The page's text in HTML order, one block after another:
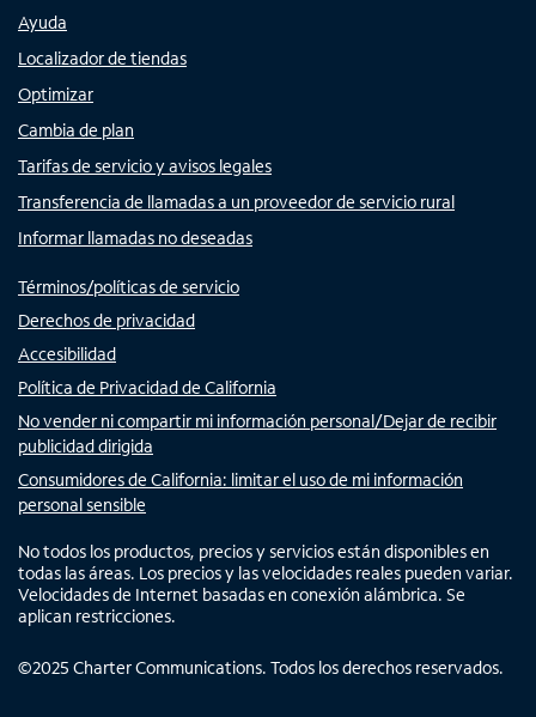
Ayuda
Localizador de tiendas
Optimizar
Cambia de plan
Tarifas de servicio y avisos legales
Transferencia de llamadas a un proveedor de servicio rural
Informar llamadas no deseadas
Términos/políticas de servicio
Derechos de privacidad
Accesibilidad
Política de Privacidad de California
No vender ni compartir mi información personal/Dejar de recibir
publicidad dirigida
Consumidores de California: limitar el uso de mi información
personal sensible
No todos los productos, precios y servicios están disponibles en
todas las áreas. Los precios y las velocidades reales pueden variar.
Velocidades de Internet basadas en conexión alámbrica. Se
aplican restricciones.
©2025 Charter Communications. Todos los derechos reservados.